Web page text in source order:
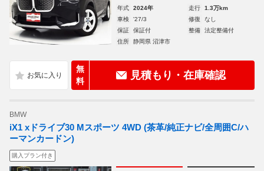
年式 2024年 走行
1.3万km
車検
'27/3 修復
なし
保証
保証付 整備
法定整備付
住所
静岡県 沼津市
無
料
見積もり・在庫確認
BMW
iX1 xドライブ30 Mスポーツ 4WD (茶革/純正ナビ/全周囲C/ハ
ーマンカードン)
購入プラン付き